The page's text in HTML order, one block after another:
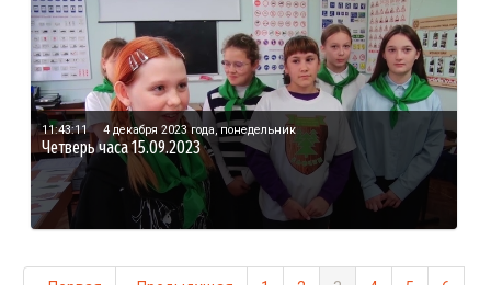
11:43:11 4 декабря 2023 года, понедельник
Четверь часа 15.09.2023
Нумерация